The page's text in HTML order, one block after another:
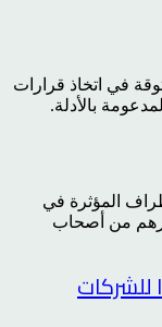
في اتخاذ قرارات
بالأدلة.
المؤثرة في
من أصحاب